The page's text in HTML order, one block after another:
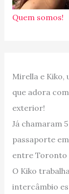
Quem somos!
Mirella e Kiko,
que adora
exterior!
Já chamaram
passaporte
entre Toronto
O Kiko
intercâmbio